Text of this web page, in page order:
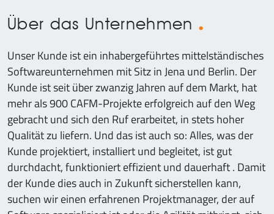
Über das Unternehmen
Unser Kunde ist ein inhabergeführtes mittelständisches
Softwareunternehmen mit Sitz in Jena und Berlin. Der
Kunde ist seit über zwanzig Jahren auf dem Markt, hat
mehr als 900 CAFM-Projekte erfolgreich auf den Weg
gebracht und sich den Ruf erarbeitet, in stets hoher
Qualität zu liefern. Und das ist auch so: Alles, was der
Kunde projektiert, installiert und begleitet, ist gut
durchdacht, funktioniert effizient und dauerhaft . Damit
der Kunde dies auch in Zukunft sicherstellen kann,
suchen wir einen erfahrenen Projektmanager, der auf